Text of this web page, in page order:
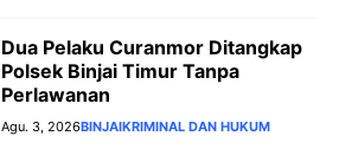
Dua Pelaku Curanmor Ditangkap
Polsek Binjai Timur Tanpa
Perlawanan
Agu. 3, 2026BINJAIKRIMINAL DAN HUKUM